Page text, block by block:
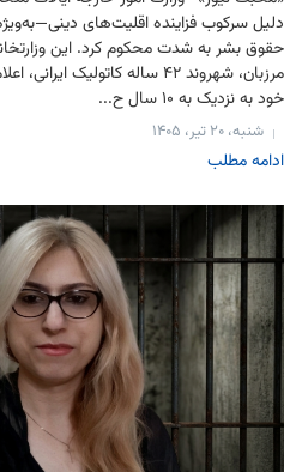
دلیل سرکوب فزاینده اقلیت‌های
حقوق بشر به شدت محکوم کرد. این
مرزبان، شهروند ۴۲ ساله
خود به نزدیک به ۱۰ سال ح...
شنبه، ۲۰ تیر، ۱۴۰۵
ادامه مطلب